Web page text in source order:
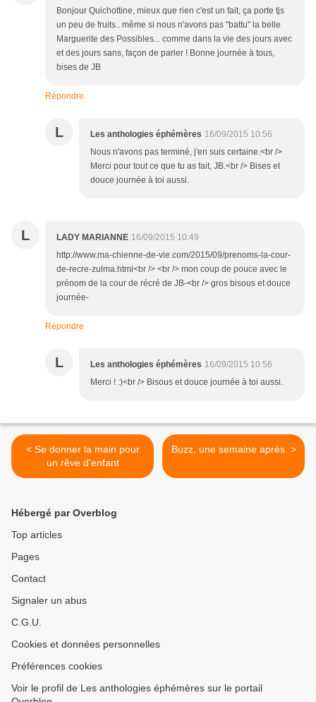
Bonjour Quichottine, mieux que rien c'est un fait, ça porte tjs
un peu de fruits.. même si nous n'avons pas "battu" la belle
Marguerite des Possibles... comme dans la vie des jours avec
et des jours sans, façon de parler ! Bonne journée à tous,
bises de JB
Répondre
L Les anthologies éphémères 16/09/2015 10:56
Nous n'avons pas terminé, j'en suis certaine.<br />
Merci pour tout ce que tu as fait, JB.<br /> Bises et
douce journée à toi aussi.
L LADY MARIANNE 16/09/2015 10:49
http://www.ma-chienne-de-vie.com/2015/09/prenoms-la-cour-
de-recre-zulma.html<br /> <br /> mon coup de pouce avec le
prénom de la cour de récré de JB-<br /> gros bisous et douce
journée-
Répondre
L Les anthologies éphémères 16/09/2015 10:56
Merci ! :)<br /> Bisous et douce journée à toi aussi.
< Se donner la main pour
un rêve d'enfant
Buzz, une semaine après. >
Hébergé par Overblog
Top articles
Pages
Contact
Signaler un abus
C.G.U.
Cookies et données personnelles
Préférences cookies
Voir le profil de Les anthologies éphémères sur le portail